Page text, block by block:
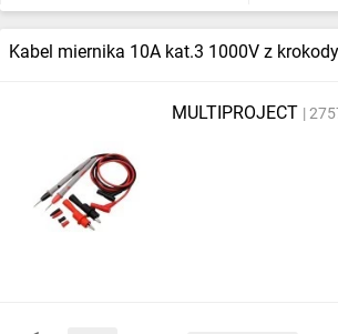
Kabel miernika 10A kat.3 1000V z
MULTIPROJECT